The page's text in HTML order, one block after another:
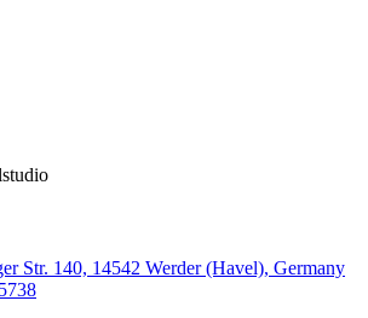
Str. 140, 14542 Werder (Havel), Germany